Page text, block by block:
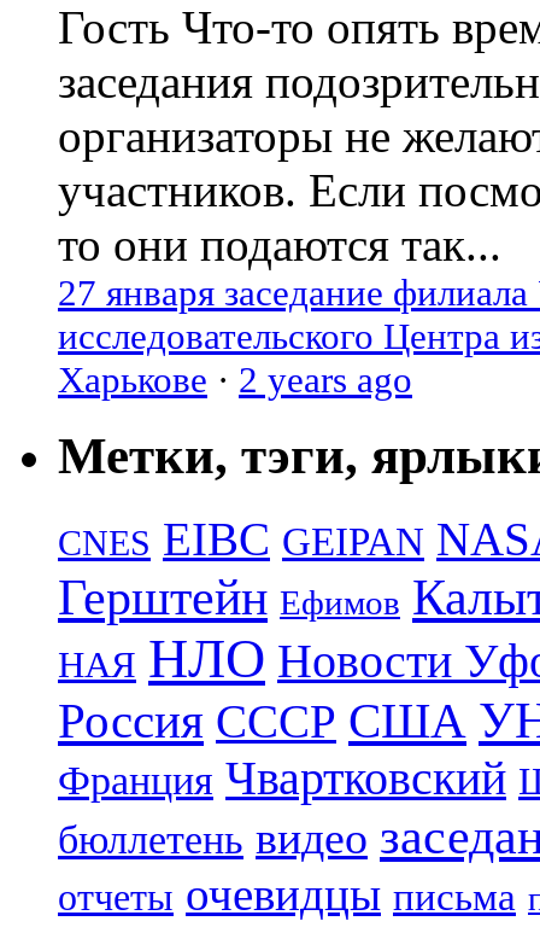
Гость Что-то опять
заседания
организаторы не
участников. Если
то они подаются так...
27 января заседание
исследовательского Центра
Харькове · 2 years ago
Метки, тэги,
CNES EIBC GEIPAN
Герштейн Ефимов
НАЯ НЛО Новости
Россия СССР США
Франция Чвартковский
бюллетень видео
отчеты очевидцы письма